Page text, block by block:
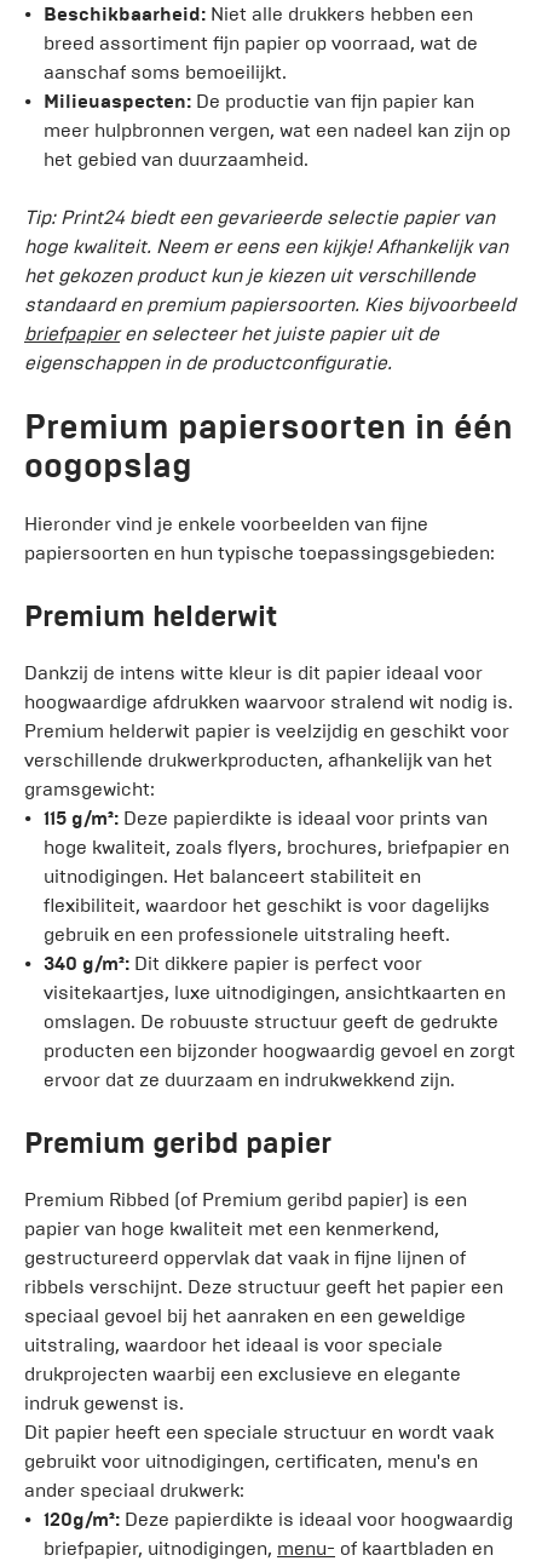
Beschikbaarheid: Niet alle drukkers hebben een
breed assortiment fijn papier op voorraad, wat de
aanschaf soms bemoeilijkt.
Milieuaspecten: De productie van fijn papier kan
meer hulpbronnen vergen, wat een nadeel kan zijn op
het gebied van duurzaamheid.
Tip: Print24 biedt een gevarieerde selectie papier van
hoge kwaliteit. Neem er eens een kijkje! Afhankelijk van
het gekozen product kun je kiezen uit verschillende
standaard en premium papiersoorten. Kies bijvoorbeeld
briefpapieren selecteer het juiste papier uit de
eigenschappen in de productconfiguratie.
Premium papiersoorten in één
oogopslag
Hieronder vind je enkele voorbeelden van fijne
papiersoorten en hun typische toepassingsgebieden:
Premium helderwit
Dankzij de intens witte kleur is dit papier ideaal voor
hoogwaardige afdrukken waarvoor stralend wit nodig is.
Premium helderwit papier is veelzijdig en geschikt voor
verschillende drukwerkproducten, afhankelijk van het
gramsgewicht:
115 g/m²: Deze papierdikte is ideaal voor prints van
hoge kwaliteit, zoals flyers, brochures, briefpapier en
uitnodigingen. Het balanceert stabiliteit en
flexibiliteit, waardoor het geschikt is voor dagelijks
gebruik en een professionele uitstraling heeft.
340 g/m²: Dit dikkere papier is perfect voor
visitekaartjes, luxe uitnodigingen, ansichtkaarten en
omslagen. De robuuste structuur geeft de gedrukte
producten een bijzonder hoogwaardig gevoel en zorgt
ervoor dat ze duurzaam en indrukwekkend zijn.
Premium geribd papier
Premium Ribbed (of Premium geribd papier) is een
papier van hoge kwaliteit met een kenmerkend,
gestructureerd oppervlak dat vaak in fijne lijnen of
ribbels verschijnt. Deze structuur geeft het papier een
speciaal gevoel bij het aanraken en een geweldige
uitstraling, waardoor het ideaal is voor speciale
drukprojecten waarbij een exclusieve en elegante
indruk gewenst is.
Dit papier heeft een speciale structuur en wordt vaak
gebruikt voor uitnodigingen, certificaten, menu's en
ander speciaal drukwerk:
120g/m²: Deze papierdikte is ideaal voor hoogwaardig
briefpapier, uitnodigingen, menu- of kaartbladen en